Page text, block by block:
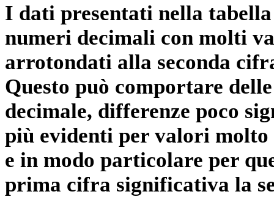
I dati presentati nella
numeri decimali con molti
arrotondati alla seconda
Questo può comportare
decimale, differenze poco
più evidenti per valori
e in modo particolare per
prima cifra significativa la